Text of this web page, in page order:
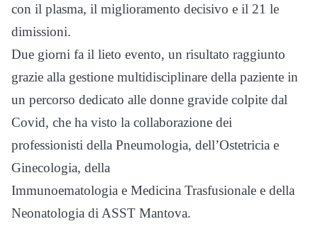
con il plasma, il miglioramento decisivo e il 21 le
dimissioni.
Due giorni fa il lieto evento, un risultato raggiunto
grazie alla gestione multidisciplinare della paziente in
un percorso dedicato alle donne gravide colpite dal
Covid, che ha visto la collaborazione dei
professionisti della Pneumologia, dell’Ostetricia e
Ginecologia, della
Immunoematologia e Medicina Trasfusionale e della
Neonatologia di ASST Mantova.